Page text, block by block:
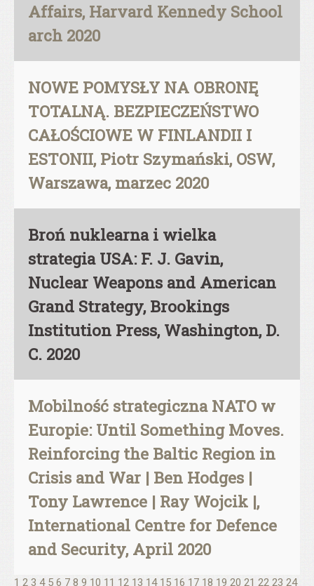
Affairs, Harvard Kennedy School
arch 2020
NOWE POMYSŁY NA OBRONĘ
TOTALNĄ. BEZPIECZEŃSTWO
CAŁOŚCIOWE W FINLANDII I
ESTONII, Piotr Szymański, OSW,
Warszawa, marzec 2020
Broń nuklearna i wielka
strategia USA: F. J. Gavin,
Nuclear Weapons and American
Grand Strategy, Brookings
Institution Press, Washington, D.
C. 2020
Mobilność strategiczna NATO w
Europie: Until Something Moves.
Reinforcing the Baltic Region in
Crisis and War | Ben Hodges |
Tony Lawrence | Ray Wojcik |,
International Centre for Defence
and Security, April 2020
1 2 3 4 5 6 7 8 9 10 11 12 13 14 15 16 17 18 19 20 21 22 23 24